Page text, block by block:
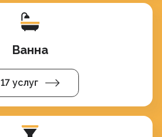
Ванна
17 услуг